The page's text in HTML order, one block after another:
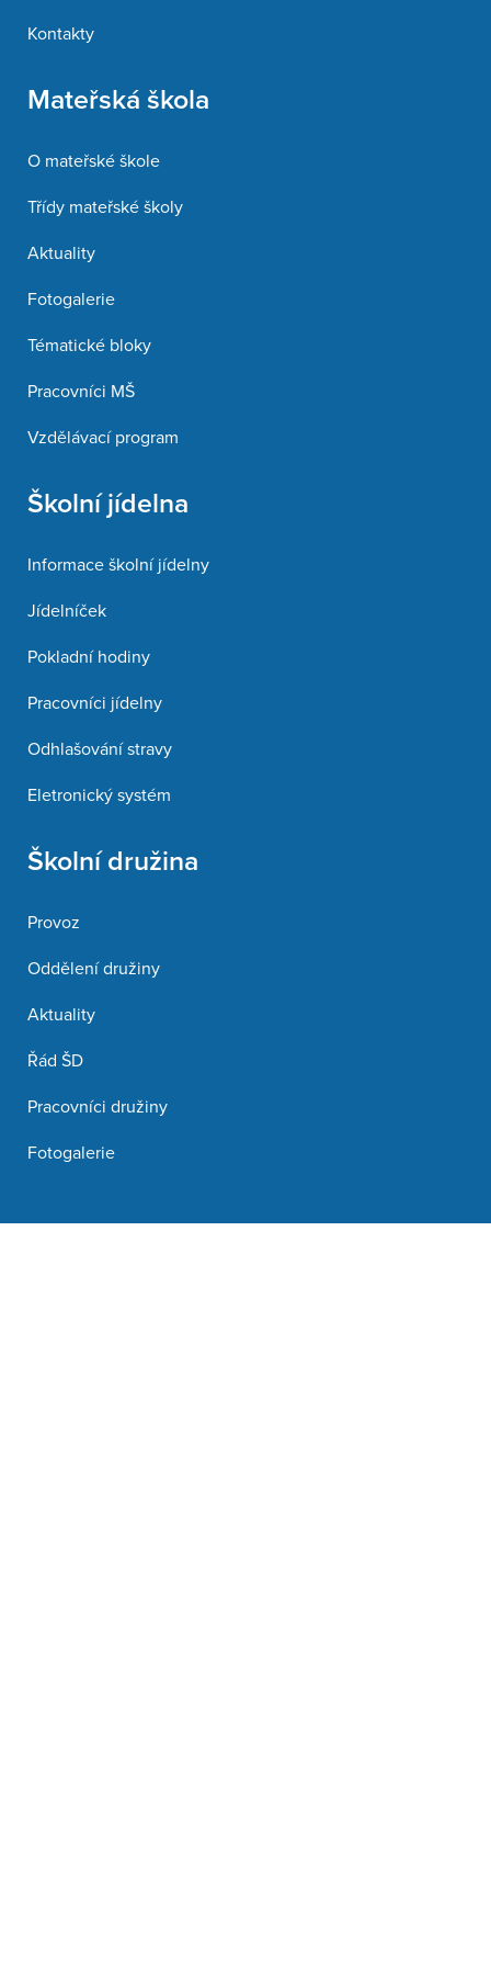
Kontakty
Mateřská škola
O mateřské škole
Třídy mateřské školy
Aktuality
Fotogalerie
Tématické bloky
Pracovníci MŠ
Vzdělávací program
Školní jídelna
Informace školní jídelny
Jídelníček
Pokladní hodiny
Pracovníci jídelny
Odhlašování stravy
Eletronický systém
Školní družina
Provoz
Oddělení družiny
Aktuality
Řád ŠD
Pracovníci družiny
Fotogalerie